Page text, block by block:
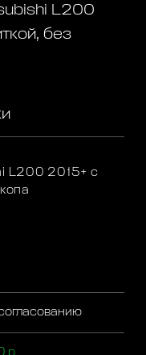
L200
без
L200 2015+ с
р